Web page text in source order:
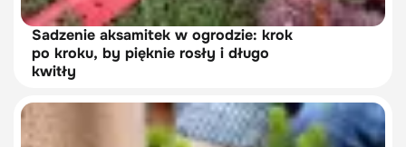
Sadzenie aksamitek w ogrodzie: krok
po kroku, by pięknie rosły i długo
kwitły